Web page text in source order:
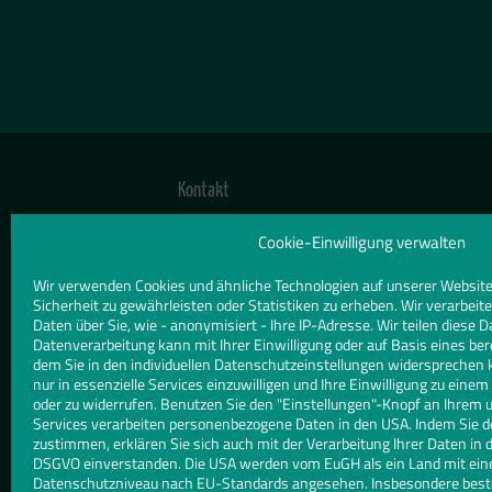
Cookie-Einwilligung verwalten
Wir verwenden Cookies und ähnliche Technologien auf unserer
Sicherheit zu gewährleisten oder Statistiken zu erheben. Wir
Daten über Sie, wie - anonymisiert - Ihre IP-Adresse. Wir teilen diese
Datenverarbeitung kann mit Ihrer Einwilligung oder auf Basis eines
dem Sie in den individuellen Datenschutzeinstellungen widersprechen
nur in essenzielle Services einzuwilligen und Ihre Einwilligung zu
oder zu widerrufen. Benutzen Sie den "Einstellungen"-Knopf an Ihrem
Services verarbeiten personenbezogene Daten in den USA. Indem Sie
zustimmen, erklären Sie sich auch mit der Verarbeitung Ihrer Daten in
DSGVO einverstanden. Die USA werden vom EuGH als ein Land mit
Datenschutzniveau nach EU-Standards angesehen. Insbesondere
Kontakt
TELEFON
E-MAIL
glas@meindel.de
WEBSITE
www.meindel.de